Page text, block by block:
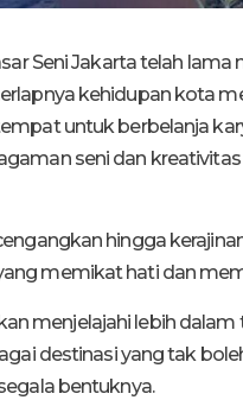
Seni Jakarta telah
kehidupan kota
untuk berbelanja
seni dan
hingga
memikat hati dan
menjelajahi lebih
destinasi yang tak
bentuknya.